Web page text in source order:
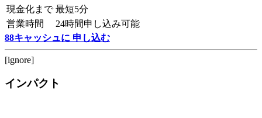
現金化まで 最短5分
営業時間
24時間申し込み可能
88キャッシュに 申し込む
[ignore]
インパクト